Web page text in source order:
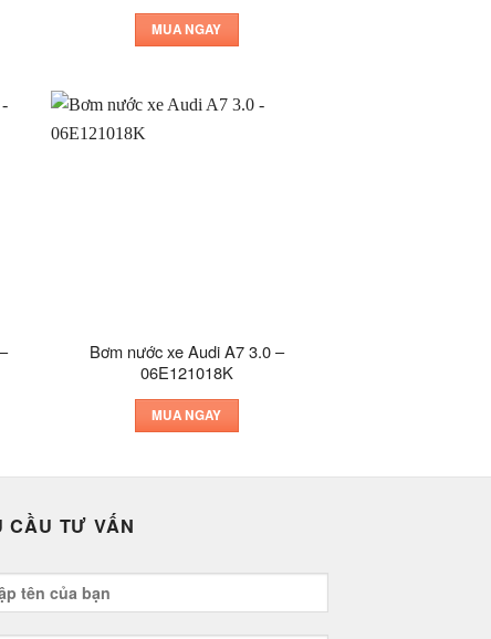
MUA NGAY
Bơm nước xe Audi A7 3.0 –
06E121018K
MUA NGAY
CẦU TƯ VẤN